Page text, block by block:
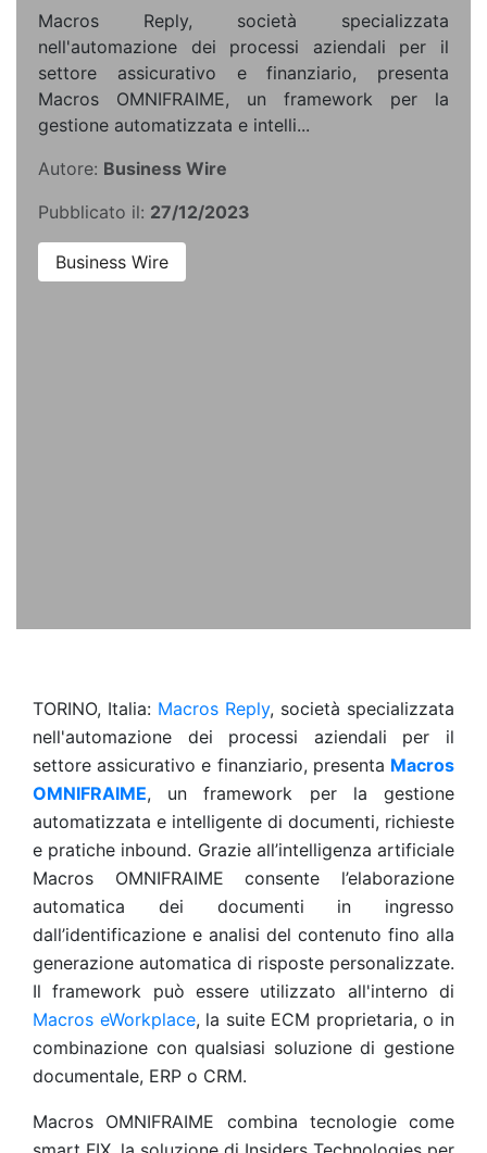
Macros Reply, società specializzata
nell'automazione dei processi aziendali per il
settore assicurativo e finanziario, presenta
Macros OMNIFRAIME, un framework per la
gestione automatizzata e intelli...
Autore: Business Wire
Pubblicato il: 27/12/2023
Business Wire
TORINO, Italia: Macros Reply, società specializzata
nell'automazione dei processi aziendali per il
settore assicurativo e finanziario, presenta Macros
OMNIFRAIME, un framework per la gestione
automatizzata e intelligente di documenti, richieste
e pratiche inbound. Grazie all’intelligenza artificiale
Macros OMNIFRAIME consente l’elaborazione
automatica dei documenti in ingresso
dall’identificazione e analisi del contenuto fino alla
generazione automatica di risposte personalizzate.
Il framework può essere utilizzato all'interno di
Macros eWorkplace, la suite ECM proprietaria, o in
combinazione con qualsiasi soluzione di gestione
documentale, ERP o CRM.
Macros OMNIFRAIME combina tecnologie come